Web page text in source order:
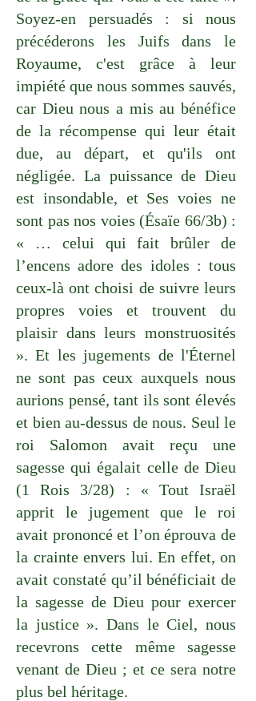
Soyez-en persuadés : si nous
précéderons les Juifs dans le
Royaume, c'est grâce à leur
impiété que nous sommes sauvés,
car Dieu nous a mis au bénéfice
de la récompense qui leur était
due, au départ, et qu'ils ont
négligée. La puissance de Dieu
est insondable, et Ses voies ne
sont pas nos voies (Ésaïe 66/3b) :
« … celui qui fait brûler de
l’encens adore des idoles : tous
ceux-là ont choisi de suivre leurs
propres voies et trouvent du
plaisir dans leurs monstruosités
». Et les jugements de l'Éternel
ne sont pas ceux auxquels nous
aurions pensé, tant ils sont élevés
et bien au-dessus de nous. Seul le
roi Salomon avait reçu une
sagesse qui égalait celle de Dieu
(1 Rois 3/28) : « Tout Israël
apprit le jugement que le roi
avait prononcé et l’on éprouva de
la crainte envers lui. En effet, on
avait constaté qu’il bénéficiait de
la sagesse de Dieu pour exercer
la justice ». Dans le Ciel, nous
recevrons cette même sagesse
venant de Dieu ; et ce sera notre
plus bel héritage.